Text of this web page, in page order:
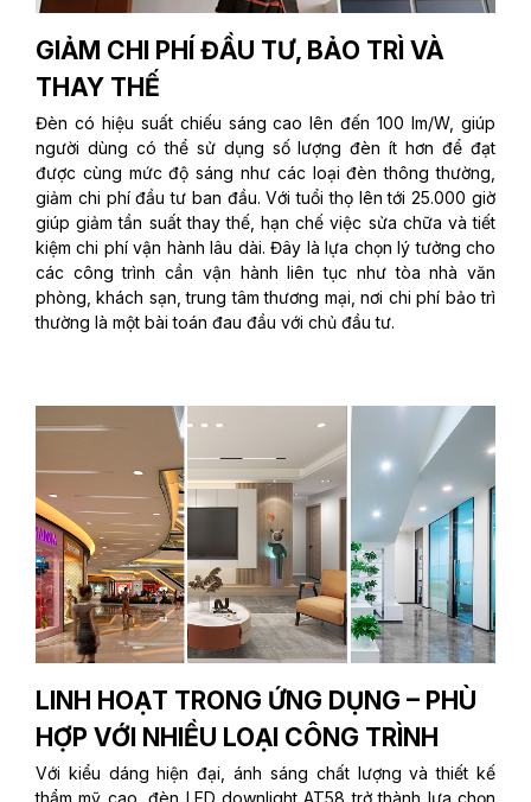
GIẢM CHI PHÍ ĐẦU TƯ, BẢO TRÌ VÀ
THAY THẾ
Đèn có hiệu suất chiếu sáng cao lên đến 100 lm/W, giúp
người dùng có thể sử dụng số lượng đèn ít hơn để đạt
được cùng mức độ sáng như các loại đèn thông thường,
giảm chi phí đầu tư ban đầu. Với tuổi thọ lên tới 25.000 giờ
giúp giảm tần suất thay thế, hạn chế việc sửa chữa và tiết
kiệm chi phí vận hành lâu dài. Đây là lựa chọn lý tưởng cho
các công trình cần vận hành liên tục như tòa nhà văn
phòng, khách sạn, trung tâm thương mại, nơi chi phí bảo trì
thường là một bài toán đau đầu với chủ đầu tư.
LINH HOẠT TRONG ỨNG DỤNG – PHÙ
HỢP VỚI NHIỀU LOẠI CÔNG TRÌNH
Với kiểu dáng hiện đại, ánh sáng chất lượng và thiết kế
thẩm mỹ cao, đèn LED downlight AT58 trở thành lựa chọn